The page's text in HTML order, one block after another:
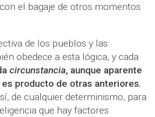
el bagaje de otros momentos
de los pueblos y las
obedece a esta lógica, y cada
circunstancia, aunque aparente
producto de otras anteriores;
de cualquier determinismo, para
que hay factores